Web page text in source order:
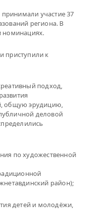
принимали участие 37
региона. В
номинациях.
приступили к
подход,
общую эрудицию,
деловой
по художественной
район);
детей и молодёжи,